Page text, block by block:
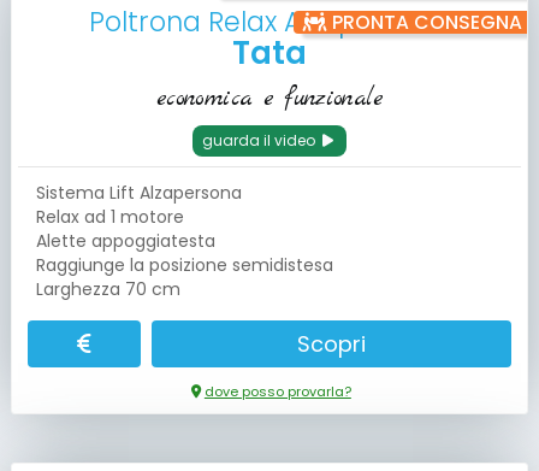
PRONTA CONSEGNA
Poltrona Relax Alzapersona
Tata
economica e funzionale
guarda il video
Sistema Lift Alzapersona
Relax ad 1 motore
Alette appoggiatesta
Raggiunge la posizione semidistesa
Larghezza 70 cm
Scopri
dove posso provarla?